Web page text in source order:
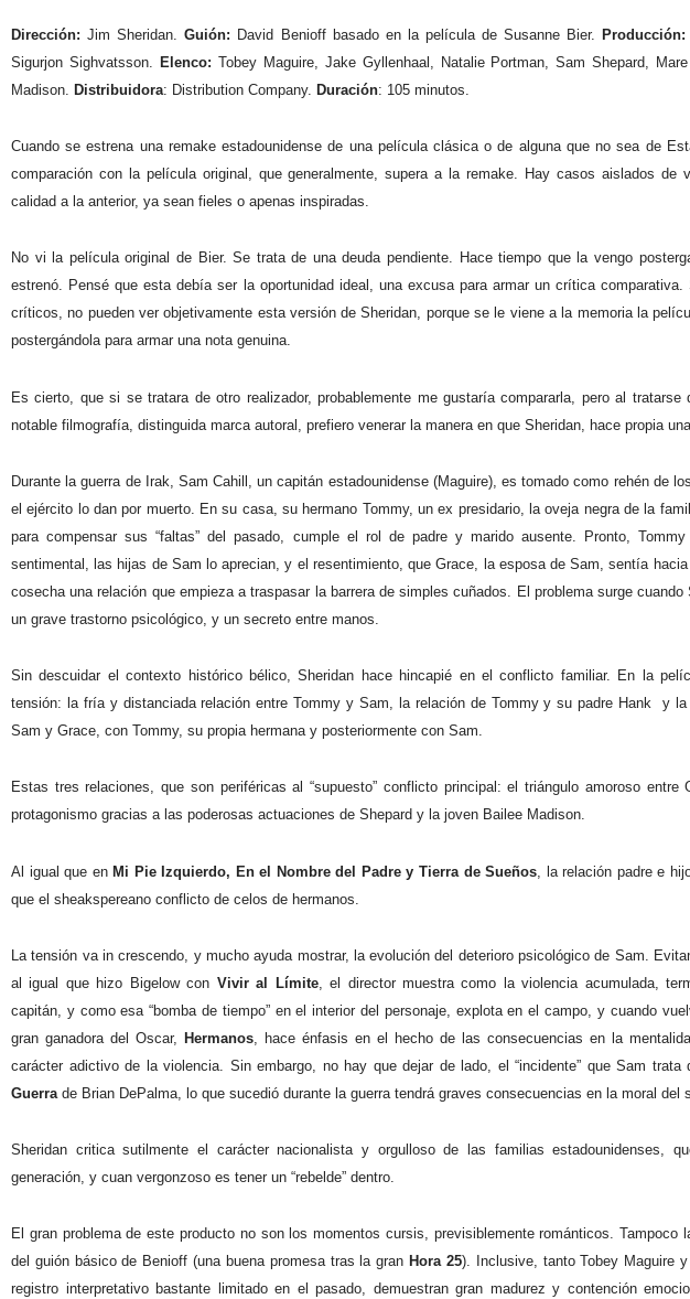
Dirección:Jim Sheridan. Guión: David Benioff basado en la película de Susanne Bier. Producción:
Sigurjon Sighvatsson.
Elenco: Tobey Maguire, Jake Gyllenhaal, Natalie Portman, Sam Shepard,
Madison.
Distribuidora: Distribution Company. Duración: 105 minutos.
Cuando se estrena una remake estadounidense de una película clásica o de alguna que no sea de
comparación con la película original, que generalmente, supera a la remake. Hay casos aislados de
calidad a la anterior, ya sean fieles o apenas inspiradas.
No vi la película original de Bier. Se trata de una deuda pendiente. Hace tiempo que la vengo
estrenó. Pensé que esta debía ser la oportunidad ideal, una excusa para armar un crítica
críticos, no pueden ver objetivamente esta versión de Sheridan, porque se le viene a la memoria la
postergándola para armar una nota genuina.
Es cierto, que si se tratara de otro realizador, probablemente me gustaría compararla, pero al
notable filmografía, distinguida marca autoral, prefiero venerar la manera en que Sheridan, hace propia
Durante la guerra de Irak, Sam Cahill, un capitán estadounidense (Maguire), es tomado como rehén de
el ejército lo dan por muerto. En su casa, su hermano Tommy, un ex presidario, la oveja negra de la
para compensar sus “faltas” del pasado, cumple el rol de padre y marido ausente. Pronto,
sentimental, las hijas de Sam lo aprecian, y el resentimiento, que Grace, la esposa de Sam, sentía
cosecha una relación que empieza a traspasar la barrera de simples cuñados. El problema surge
un grave trastorno psicológico, y un secreto entre manos.
Sin descuidar el contexto histórico bélico, Sheridan hace hincapié en el conflicto familiar. En la
tensión: la fría y distanciada relación entre Tommy y Sam, la relación de Tommy y su padre Hank
y la
Sam y Grace, con Tommy, su propia hermana y posteriormente con Sam.
Estas tres relaciones, que son periféricas al “supuesto” conflicto principal: el triángulo amoroso
protagonismo gracias a las poderosas actuaciones de Shepard y la joven Bailee Madison.
Al igual que enMi Pie Izquierdo, En el Nombre del Padre y Tierra de Sueños , la relación padre e
que el sheakspereano conflicto de celos de hermanos.
La tensión va in crescendo, y mucho ayuda mostrar, la evolución del deterioro psicológico de Sam.
al igual que hizo Bigelow con Vivir al Límite, el director muestra como la violencia acumulada,
capitán, y como esa “bomba de tiempo” en el interior del personaje, explota en el campo, y cuando
gran ganadora del Oscar,
Hermanos , hace énfasis en el hecho de las consecuencias en la
carácter adictivo de la violencia. Sin embargo, no hay que dejar de lado, el “incidente” que Sam
Guerra de Brian DePalma, lo que sucedió durante la guerra tendrá graves consecuencias en la moral del
Sheridan critica sutilmente el carácter nacionalista y orgulloso de las familias estadounidenses,
generación, y cuan vergonzoso es tener un “rebelde” dentro.
El gran problema de este producto no son los momentos cursis, previsiblemente románticos. Tampoco
del guión básico de Benioff (una buena promesa tras la gran Hora 25). Inclusive, tanto Tobey Maguire
registro interpretativo bastante limitado en el pasado, demuestran gran madurez y contención